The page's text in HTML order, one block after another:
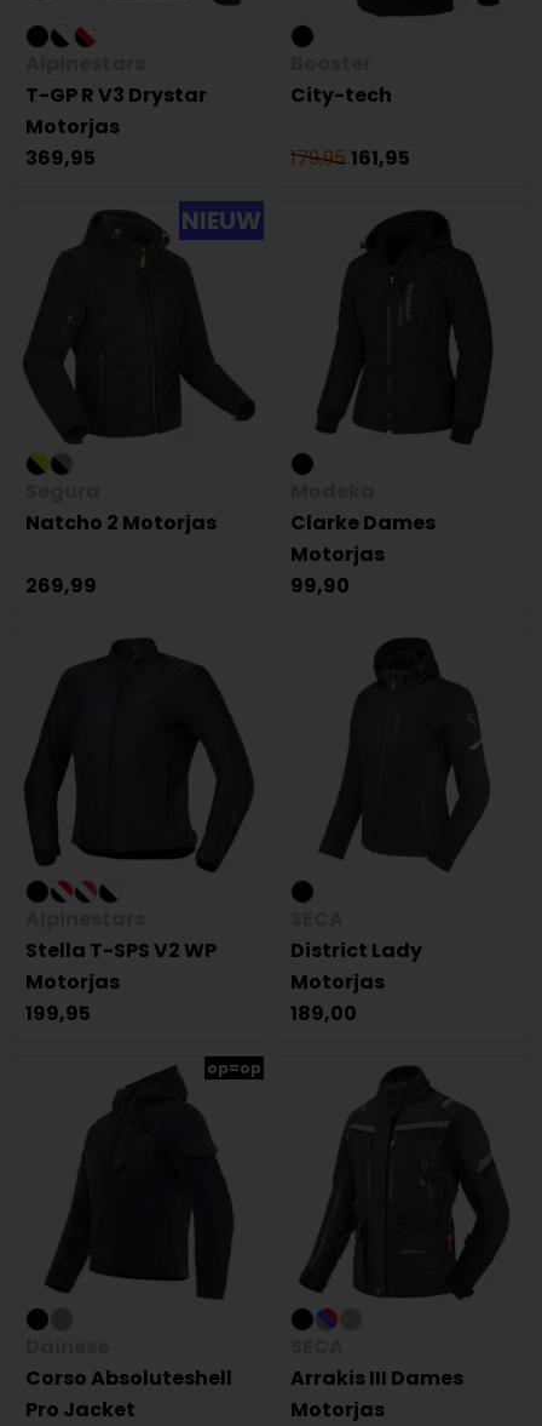
T-GP R V3 Drystar
Motorjas
369,95
City-tech
179,95 161,95
NIEUW
Natcho 2 Motorjas
269,99
Clarke Dames
Motorjas
99,90
Stella T-SPS V2 WP
Motorjas
199,95
District Lady
Motorjas
189,00
op=op
Corso Absoluteshell
Pro Jacket
Arrakis III Dames
Motorjas